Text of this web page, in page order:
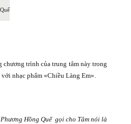
trình của trung tâm này trong
nhạc phẩm «Chiều Làng Em».
Phương Hồng Quế gọi cho Tâm nói là